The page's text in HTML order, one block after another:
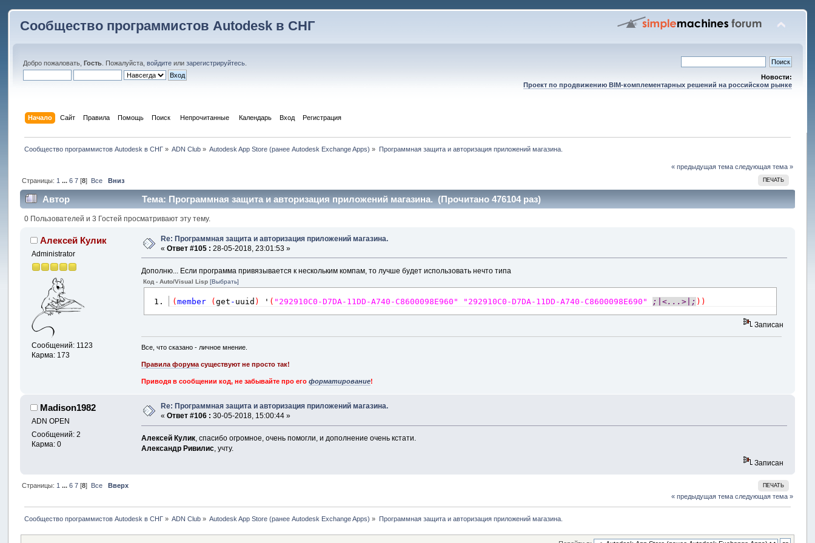
Сообщество программистов Autodesk в СНГ
Добро пожаловать,Гость . Пожалуйста,войдите илизарегистрируйтесь
Новости:
Проект по продвижению BIM-комплементарных решений на российском рынке
Начало Сайт Правила Помощь Поиск Непрочитанные Календарь Вход Регистрация
Сообщество программистов Autodesk в СНГ» ADN Club » Autodesk App Store (ранее Autodesk Exchange Apps) » Программная защита и авторизация приложений магазина.
« предыдущая тема следующая тема »
ПЕЧАТЬ
Страницы: 1 ... 6 7[8] Все Вниз
Автор Тема: Программная защита и авторизация приложений магазина. (Прочитано 476104 раз)
0 Пользователей и 3 Гостей просматривают эту тему.
Алексей Кулик
Administrator
Сообщений: 1123
Карма: 173
Re: Программная защита и авторизация приложений магазина.
«Ответ #105 : 28-05-2018, 23:01:53 »
Дополню... Если программа привязывается к нескольким компам, то лучше будет использовать нечто типа
Код - Auto/Visual Lisp[Выбрать]
(member (get - uuid ) ' ( "292910C0-D7DA-11DD-A740-C8600098E960" "292910C0-D7DA-11DD-A740-C8600098E690" ;|<...>|; ) )
Записан
Все, что сказано - личное мнение.
Правила форума существуют не просто так!
Приводя в сообщении код, не забывайте про его форматирование!
Madison1982
ADN OPEN
Сообщений: 2
Карма: 0
Re: Программная защита и авторизация приложений магазина.
«Ответ #106 : 30-05-2018, 15:00:44 »
Алексей Кулик, спасибо огромное, очень помогли, и дополнение очень кстати.
Александр Ривилис, учту.
Записан
ПЕЧАТЬ
Страницы: 1 ... 6 7[8] Все
Вверх
« предыдущая тема следующая тема »
Сообщество программистов Autodesk в СНГ» ADN Club » Autodesk App Store (ранее Autodesk Exchange Apps) » Программная защита и авторизация приложений магазина.